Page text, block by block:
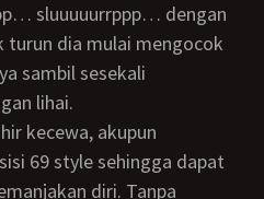
sluuuuurrppp… dengan
turun dia mulai mengocok
sambil sesekali
lihai.
69 style sehingga dapat
diri. Tanpa